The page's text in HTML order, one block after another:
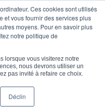
Ces cookies sont utilisés
et vous fournir des services plus
moyens. Pour en savoir plus
notre politique de
lorsque vous visiterez notre
nous devrons utiliser un
pas invité à refaire ce choix.
Déclin